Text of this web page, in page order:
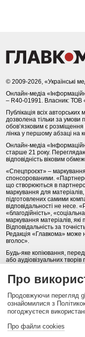
© 2009-2026, «Українські
Онлайн-медіа
– R40-01991. Власник: ТОВ
Публікація всіх
дозволена тільки за умови
обов’язковим є
лінка у першому абзаці на
Онлайн-медіа
старше 21 року.
відповідність віковим
«Спецпроєкт» – маркування
спонсорованими.
що створюються в
маркування для
підготовлених самими
відповідальності не несе.
«благодійність»,
маркування матеріалів,
Відповідальність за
Редакція «Главкома» може
вголос».
Будь-яке копіювання,
або аудіовізуальних
Політика
КОНТАКТИ НАША
Партнери:
Про
Продовжуючи перегляд
ознайомилися з
погоджуєтеся
Про файли cookies